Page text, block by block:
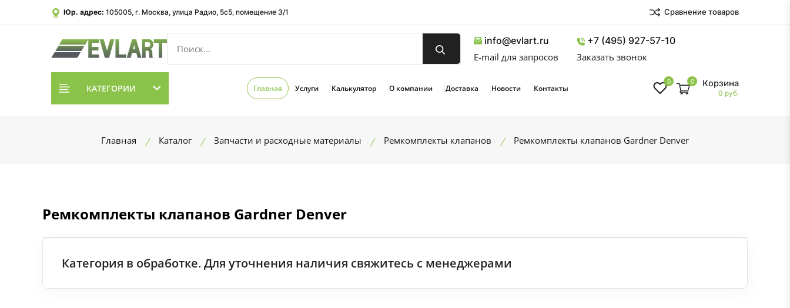
Юр. адрес: 105005, г. Москва, улица Радио, 5с5, помещение 3/1 Сравнение товаров
info@evlart.ru
E-mail для запросов
+7 (495) 927-57-10
Заказать звонок
КАТЕГОРИИ Главная Услуги Калькулятор О компании Доставка Новости Контакты
0 0 Корзина
0 руб.
Главная Каталог Запчасти и расходные материалы Ремкомплекты клапанов Ремкомплекты клапанов Gardner Denver
Ремкомплекты клапанов Gardner Denver
Категория в обработке. Для уточнения наличия свяжитесь с менеджерами